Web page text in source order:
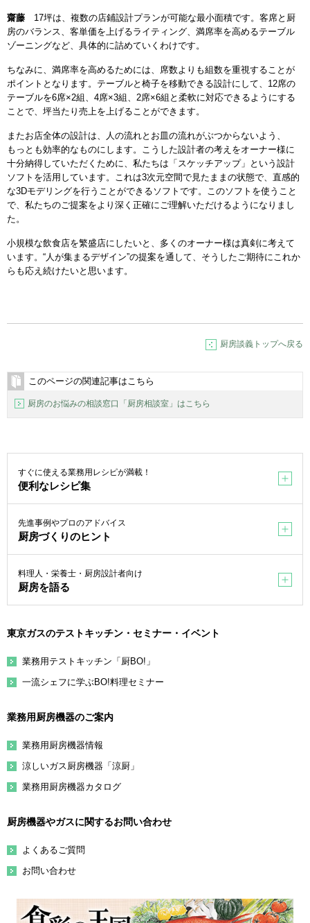
齋藤
17坪は、複数の店鋪設計プランが可能な最小面積です。客席と厨
房のバランス、客単価を上げるライティング、満席率を高めるテーブル
ゾーニングなど、具体的に詰めていくわけです。
ちなみに、満席率を高めるためには、席数よりも組数を重視することが
ポイントとなります。テーブルと椅子を移動できる設計にして、12席の
テーブルを6席×2組、4席×3組、2席×6組と柔軟に対応できるようにする
ことで、坪当たり売上を上げることができます。
またお店全体の設計は、人の流れとお皿の流れがぶつからないよう、
もっとも効率的なものにします。こうした設計者の考えをオーナー様に
十分納得していただくために、私たちは「スケッチアップ」という設計
ソフトを活用しています。これは3次元空間で見たままの状態で、直感的
な3Dモデリングを行うことができるソフトです。このソフトを使うこと
で、私たちのご提案をより深く正確にご理解いただけるようになりまし
た。
小規模な飲食店を繁盛店にしたいと、多くのオーナー様は真剣に考えて
います。“人が集まるデザイン”の提案を通して、そうしたご期待にこれか
らも応え続けたいと思います。
厨房談義トップへ戻る
このページの関連記事はこちら
厨房のお悩みの相談窓口「厨房相談室」はこちら
すぐに使える業務用レシピが満載！
便利なレシピ集
先進事例やプロのアドバイス
厨房づくりのヒント
料理人・栄養士・厨房設計者向け
厨房を語る
東京ガスのテストキッチン・セミナー・イベント
業務用テストキッチン「厨BO!」
一流シェフに学ぶBO!料理セミナー
業務用厨房機器のご案内
業務用厨房機器情報
涼しいガス厨房機器「涼厨」
業務用厨房機器カタログ
厨房機器やガスに関するお問い合わせ
よくあるご質問
お問い合わせ